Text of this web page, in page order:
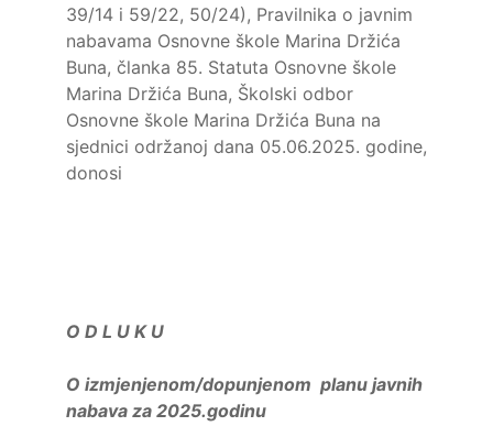
39/14 i 59/22, 50/24), Pravilnika o javnim
nabavama Osnovne škole Marina Držića
Buna, članka 85. Statuta Osnovne škole
Marina Držića Buna, Školski odbor
Osnovne škole Marina Držića Buna na
sjednici održanoj dana 05.06.2025. godine,
donosi
O D L U K U
O izmjenjenom/dopunjenom planu javnih
nabava za 2025.godinu